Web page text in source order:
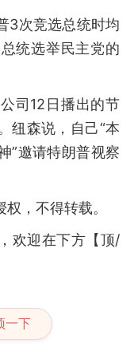
3次竞选总统时均
统选举民主党的
司12日播出的节
纽森说，自己“本
”邀请特朗普视察
，不得转载。
欢迎在下方【顶/
一下